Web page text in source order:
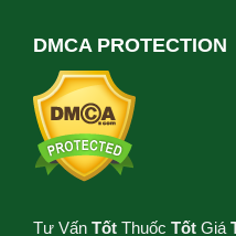
DMCA PROTECTION
Tư Vấn Tốt Thuốc Tốt Giá